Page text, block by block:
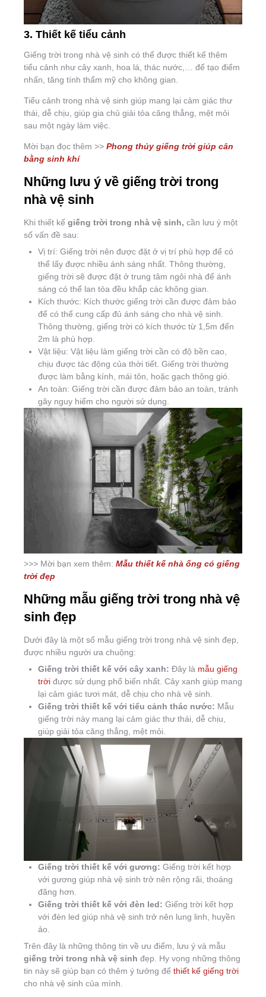
3. Thiết kế tiểu cảnh
Giếng trời trong nhà vệ sinh có thể được thiết kế thêm
tiểu cảnh như cây xanh, hoa lá, thác nước,… để tạo điểm
nhấn, tăng tính thẩm mỹ cho không gian.
Tiểu cảnh trong nhà vệ sinh giúp mang lại cảm giác thư
thái, dễ chịu, giúp gia chủ giải tỏa căng thẳng, mệt mỏi
sau một ngày làm việc.
Mời bạn đọc thêm >> Phong thủy giếng trời giúp cân
bằng sinh khí
Những lưu ý về giếng trời trong
nhà vệ sinh
Khi thiết kế giếng trời trong nhà vệ sinh, cần lưu ý một
số vấn đề sau:
Vị trí: Giếng trời nên được đặt ở vị trí phù hợp để có
thể lấy được nhiều ánh sáng nhất. Thông thường,
giếng trời sẽ được đặt ở trung tâm ngôi nhà để ánh
sáng có thể lan tỏa đều khắp các không gian.
Kích thước: Kích thước giếng trời cần được đảm bảo
để có thể cung cấp đủ ánh sáng cho nhà vệ sinh.
Thông thường, giếng trời có kích thước từ 1,5m đến
2m là phù hợp.
Vật liệu: Vật liệu làm giếng trời cần có độ bền cao,
chịu được tác động của thời tiết. Giếng trời thường
được làm bằng kính, mái tôn, hoặc gạch thông gió.
An toàn: Giếng trời cần được đảm bảo an toàn, tránh
gây nguy hiểm cho người sử dụng.
>>> Mời bạn xem thêm: Mẫu thiết kế nhà ống có giếng
trời đẹp
Những mẫu giếng trời trong nhà vệ
sinh đẹp
Dưới đây là một số mẫu giếng trời trong nhà vệ sinh đẹp,
được nhiều người ưa chuộng:
Giếng trời thiết kế với cây xanh: Đây là mẫu giếng
trời được sử dụng phổ biến nhất. Cây xanh giúp mang
lại cảm giác tươi mát, dễ chịu cho nhà vệ sinh.
Giếng trời thiết kế với tiểu cảnh thác nước: Mẫu
giếng trời này mang lại cảm giác thư thái, dễ chịu,
giúp giải tỏa căng thẳng, mệt mỏi.
Giếng trời thiết kế với gương: Giếng trời kết hợp
với gương giúp nhà vệ sinh trở nên rộng rãi, thoáng
đãng hơn.
Giếng trời thiết kế với đèn led: Giếng trời kết hợp
với đèn led giúp nhà vệ sinh trở nên lung linh, huyền
ảo.
Trên đây là những thông tin về ưu điểm, lưu ý và mẫu
giếng trời trong nhà vệ sinh đẹp. Hy vọng những thông
tin này sẽ giúp bạn có thêm ý tưởng để thiết kế giếng trời
cho nhà vệ sinh của mình.